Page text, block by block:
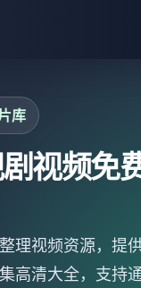
库
视频免
理视频资源，提
高清大全，支持